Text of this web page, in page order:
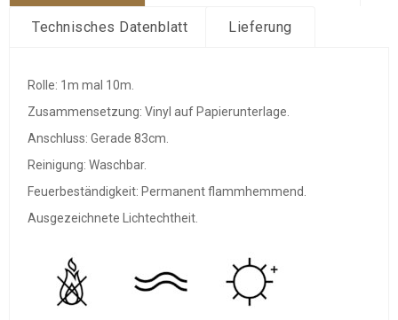
Technisches Datenblatt Lieferung
Rolle: 1m mal 10m.
Zusammensetzung: Vinyl auf Papierunterlage.
Anschluss: Gerade 83cm.
Reinigung: Waschbar.
Feuerbeständigkeit: Permanent flammhemmend.
Ausgezeichnete Lichtechtheit.